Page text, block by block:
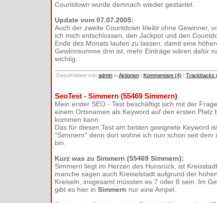
Countdown wurde demnach wieder gestartet.
Update vom 07.07.2005:
Auch der zweite Countdown bleibt ohne Gewinner,
ich mich entschlossen, den Jackpot und den
Ende des Monats laufen zu lassen, damit eine
Gewinnsumme drin ist, mehr Einträge wären dafür
wichtig.
Geschrieben von admin inAktionen | Kommentare (4) | Trackbacks
SeoTest - Simmern (55469 Simmern)
Mein erster SEO - Test beschäftigt sich mit der
einem Ortsnamen als Keyword auf den ersten Platz
kommen kann.
Das für diesen Test am besten geeignete Keyword
"Simmern" denn dort wohne ich nun schon seit dem
bin.
Kurz was zu Simmern (55469 Simmern):
Simmern liegt im Herzen des Hunsrück, ist
manche sagen auch Kreiselstadt aufgrund der
Kreiseln, insgesamt müssten es 7 oder 8 sein. Im
gibt es hier in Simmern nur eine Ampel.